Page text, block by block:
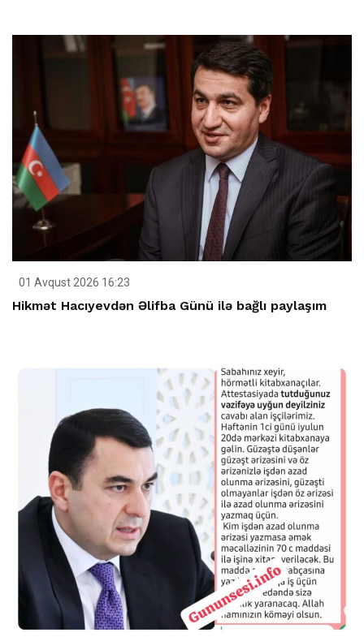
01 Avqust 2026 16:23
Hikmət Hacıyevdən Əlifba Günü ilə bağlı paylaşım